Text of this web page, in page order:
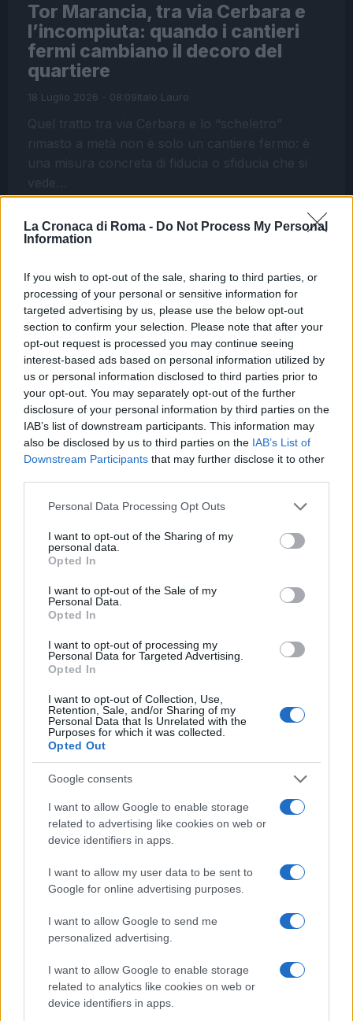
La Cronaca di Roma - Do Not Process My Personal
Information
If you wish to opt-out of the sale, sharing to third parties, or
processing of your personal or sensitive information for
targeted advertising by us, please use the below opt-out
section to confirm your selection. Please note that after your
opt-out request is processed you may continue seeing
interest-based ads based on personal information utilized by
us or personal information disclosed to third parties prior to
your opt-out. You may separately opt-out of the further
disclosure of your personal information by third parties on the
IAB’s list of downstream participants. This information may
also be disclosed by us to third parties on the IAB’s List of
Downstream Participants that may further disclose it to other
Please note that this website/app uses one or more Google
not limited to your visit or usage behaviour. You may click to
grant or deny consent to Google and its third-party tags to
use your data for below specified purposes in below Google
consent section.
Personal Data Processing Opt Outs
I want to opt-out of the Sharing of my
personal data.
Opted In
I want to opt-out of the Sale of my
Personal Data.
Opted In
I want to opt-out of processing my
Personal Data for Targeted Advertising.
Opted In
I want to opt-out of Collection, Use,
Retention, Sale, and/or Sharing of my
Personal Data that Is Unrelated with the
Purposes for which it was collected.
Opted Out
Google consents
I want to allow Google to enable storage
related to advertising like cookies on web or
device identifiers in apps.
I want to allow my user data to be sent to
Google for online advertising purposes.
I want to allow Google to send me
personalized advertising.
I want to allow Google to enable storage
related to analytics like cookies on web or
device identifiers in apps.
Tor Marancia, tra via Cerbara e
l’incompiuta: quando i cantieri
fermi cambiano il decoro del
quartiere
18 Luglio 2026 - 08:09Italo Lauro
Quel tratto tra via Cerbara e lo “scheletro”
rimasto a metà non è solo un cantiere fermo: è
una misura concreta di fiducia o sfiducia che si
vede…
ATTUALITÀ
Quando l’ombra diventa
infrastruttura: verde, microclimi
e acqua per attraversare l’estate
a Roma
17 Luglio 2026 - 22:06
Tra giugno e agosto non basta leggere il
termometro: contano le temperature delle
ombra e la possibilità di trovare luoghi…
Leggi l’articolo →